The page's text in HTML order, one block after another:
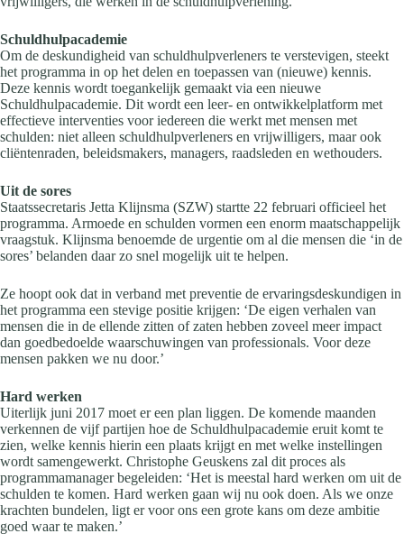
Schuldhulpacademie
Om de deskundigheid van schuldhulpverleners te verstevigen, steekt
het programma in op het delen en toepassen van (nieuwe) kennis.
Deze kennis wordt toegankelijk gemaakt via een nieuwe
Schuldhulpacademie. Dit wordt een leer- en ontwikkelplatform met
effectieve interventies voor iedereen die werkt met mensen met
schulden: niet alleen schuldhulpverleners en vrijwilligers, maar ook
cliëntenraden, beleidsmakers, managers, raadsleden en wethouders.
Uit de sores
Staatssecretaris Jetta Klijnsma (SZW) startte 22 februari officieel het
programma. Armoede en schulden vormen een enorm maatschappelijk
vraagstuk. Klijnsma benoemde de urgentie om al die mensen die ‘in de
sores’ belanden daar zo snel mogelijk uit te helpen.
Ze hoopt ook dat in verband met preventie de ervaringsdeskundigen in
het programma een stevige positie krijgen: ‘De eigen verhalen van
mensen die in de ellende zitten of zaten hebben zoveel meer impact
dan goedbedoelde waarschuwingen van professionals. Voor deze
mensen pakken we nu door.’
Hard werken
Uiterlijk juni 2017 moet er een plan liggen. De komende maanden
verkennen de vijf partijen hoe de Schuldhulpacademie eruit komt te
zien, welke kennis hierin een plaats krijgt en met welke instellingen
wordt samengewerkt. Christophe Geuskens zal dit proces als
programmamanager begeleiden: ‘Het is meestal hard werken om uit de
schulden te komen. Hard werken gaan wij nu ook doen. Als we onze
krachten bundelen, ligt er voor ons een grote kans om deze ambitie
goed waar te maken.’